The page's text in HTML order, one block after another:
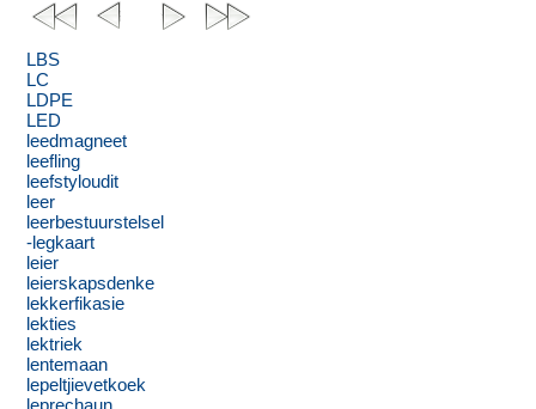
LBS
LC
LDPE
LED
leedmagneet
leefling
leefstyloudit
leer
leerbestuurstelsel
-legkaart
leier
leierskapsdenke
lekkerfikasie
lekties
lektriek
lentemaan
lepeltjievetkoek